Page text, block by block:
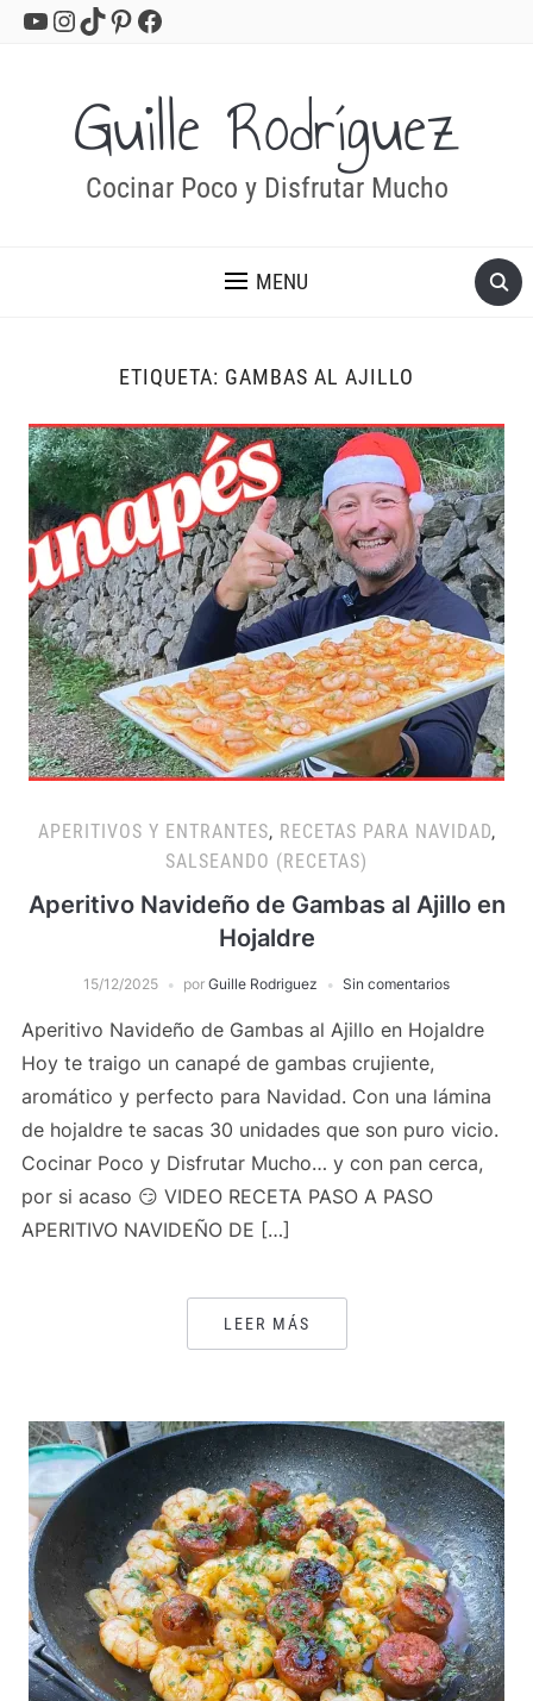
YouTube
Instagram
TikTok
Pinterest
Facebook
Guille Rodríguez
Cocinar Poco y Disfrutar Mucho
MENU
ETIQUETA: GAMBAS AL AJILLO
APERITIVOS Y ENTRANTES, RECETAS PARA NAVIDAD,
SALSEANDO (RECETAS)
Aperitivo Navideño de Gambas al Ajillo en
Hojaldre
15/12/2025 por Guille Rodriguez Sin comentarios
Aperitivo Navideño de Gambas al Ajillo en Hojaldre
Hoy te traigo un canapé de gambas crujiente,
aromático y perfecto para Navidad. Con una lámina
de hojaldre te sacas 30 unidades que son puro vicio.
Cocinar Poco y Disfrutar Mucho… y con pan cerca,
por si acaso 😏 VIDEO RECETA PASO A PASO
APERITIVO NAVIDEÑO DE […]
LEER MÁS